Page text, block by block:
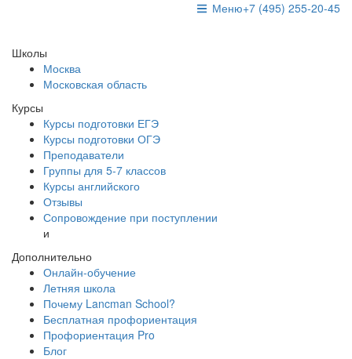
+7 (495) 255-20-45
Меню
Школы
Москва
Московская область
Курсы
Курсы подготовки ЕГЭ
Курсы подготовки ОГЭ
Преподаватели
Группы для 5-7 классов
Курсы английского
Отзывы
Сопровождение при поступлении
и
Дополнительно
Онлайн-обучение
Летняя школа
Почему Lancman School?
Бесплатная профориентация
Профориентация Pro
Блог